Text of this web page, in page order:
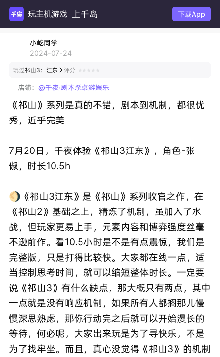
玩主机游戏 上千岛 下载App
小屹同学
2024-07-24
玩过祁山3：江东  评分
店铺： @千夜·剧本杀桌游娱乐
《祁山》系列是真的不错，剧本到机制，都很优
秀，近乎完美
7月20日，千夜体验《祁山3江东》，角色-张
俶，时长10.5h
🌖《祁山3江东》是《祁山》系列收官之作，在
《祁山2》基础之上，精炼了机制，虽加入了水
战，但玩家更易上手，元素内容和博弈强度丝毫
不逊前作。看10.5小时是不是有点震惊，我们是
完整版，只是打得比较快。大家都在线一点，适
当控制思考时间，就可以缩短整体时长。一定要
说《祁山3》有什么缺点，那大概只有两点，其中
一点就是没有响应机制，如果所有人都搁那儿慢
慢深思熟虑，那你行动完之后就可以开始漫长的
等待，何必呢，大家出来玩是为了寻快乐，不是
为了找牢坐。而且，真心没觉得《祁山3》的机制